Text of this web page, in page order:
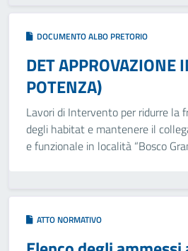
DOCUMENTO ALBO PRETORIO
DET APPROVAZIONE
POTENZA)
Lavori di Intervento per ridurre la
degli habitat e mantenere il
e funzionale in località “Bosco
ATTO NORMATIVO